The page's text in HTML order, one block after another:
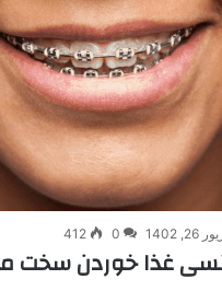
1402
0
412
غذا خوردن